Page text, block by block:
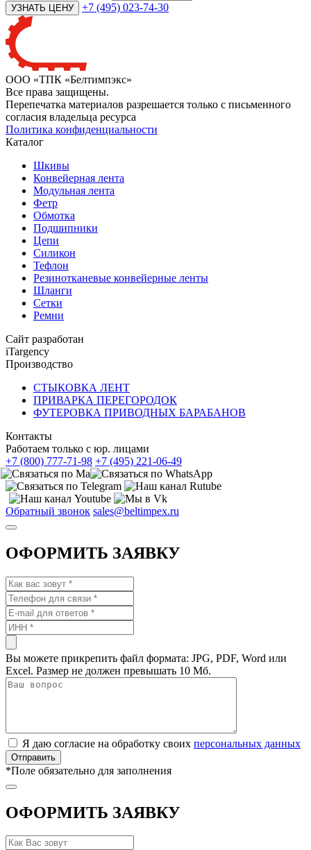
+7 (495) 023-74-30
ООО «ТПК «Белтимпэкс»
Все права защищены.
Перепечатка материалов разрешается только с письменного
согласия владельца ресурса
Политика конфиденциальности
Каталог
Шкивы
Конвейерная лента
Модульная лента
Фетр
Обмотка
Подшипники
Цепи
Силикон
Тефлон
Резинотканевые конвейерные ленты
Шланги
Сетки
Ремни
Сайт разработан
iTargency
Производство
СТЫКОВКА ЛЕНТ
ПРИВАРКА ПЕРЕГОРОДОК
ФУТЕРОВКА ПРИВОДНЫХ БАРАБАНОВ
Контакты
Работаем только с юр. лицами
+7 (800) 777-71-98 +7 (495) 221-06-49
Обратный звонок sales@beltimpex.ru
ОФОРМИТЬ ЗАЯВКУ
Вы можете прикрепить файл формата: JPG, PDF, Word или
Excel. Размер не должен превышать 10 Мб.
Я даю согласие на обработку своих персональных данных
*Поле обязательно для заполнения
ОФОРМИТЬ ЗАЯВКУ